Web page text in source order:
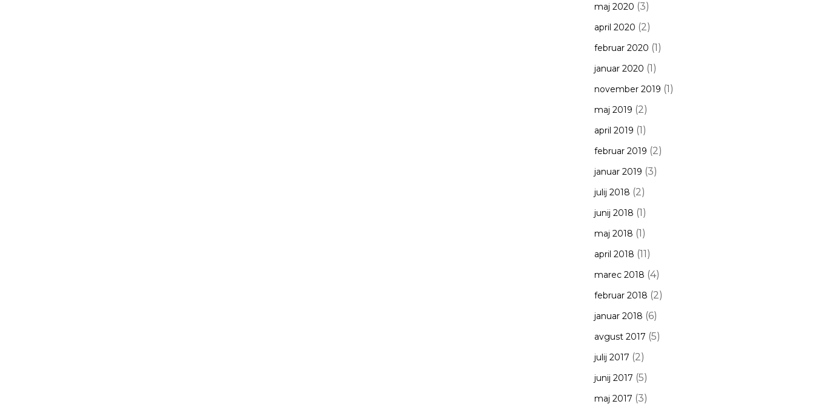
maj 2020 (3)
april 2020 (2)
februar 2020 (1)
januar 2020 (1)
november 2019 (1)
maj 2019 (2)
april 2019 (1)
februar 2019 (2)
januar 2019 (3)
julij 2018 (2)
junij 2018 (1)
maj 2018 (1)
april 2018 (11)
marec 2018 (4)
februar 2018 (2)
januar 2018 (6)
avgust 2017 (5)
julij 2017 (2)
junij 2017 (5)
maj 2017 (3)